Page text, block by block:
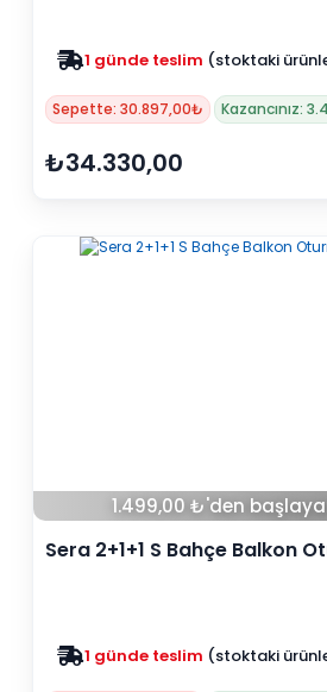
Zam yok 2025 fiyatları devam
Sepette: 30.897,00₺ Kazancınız:
₺34.330,00
1.499,00 ₺'den
Sera 2+1+1 S Bahçe Balkon
Zam yok 2025 fiyatları devam